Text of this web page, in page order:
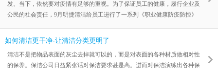
发。当下，依然要对疫情有足够的重视。为了保证员工的健康，履行企业及
公民的社会责任，9月明捷清洁给员工进行了一系列《职业健康防疫防控》
新冠病毒基本知识，介绍企业、单位、个人防护要点和最新管控政策，企业
严做好个人防护、从严个人健康监测。自年初新
如何清洁更干净-让清洁分类更明了
清洁不是把物品表面的灰尘去掉就可以的，而是对表面的各种材质做相对性
的保养。保洁公司日益紧张话对保洁要求甚是高。进而对保洁演练出各种保